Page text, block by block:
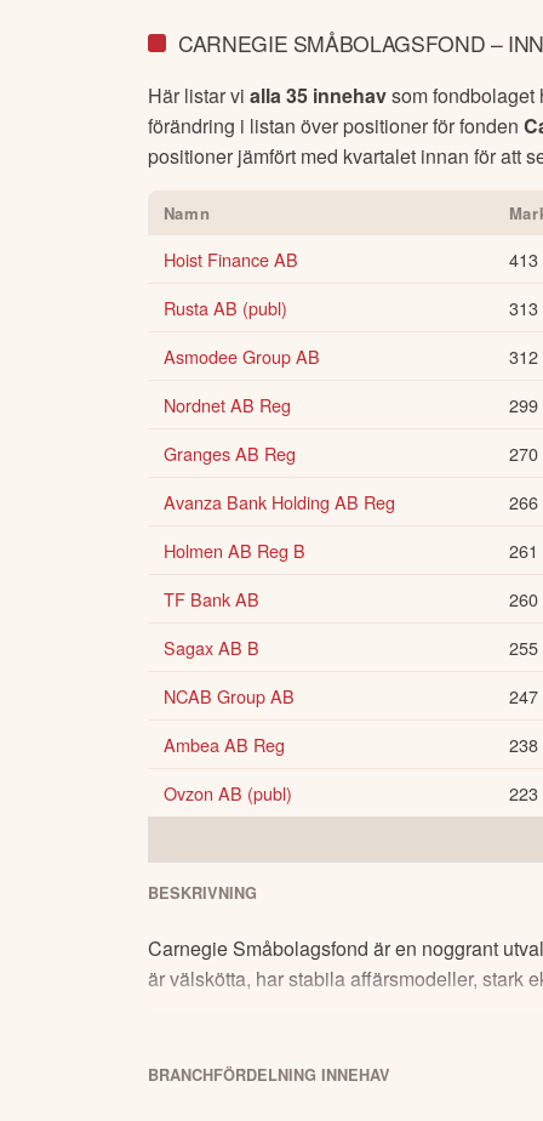
CARNEGIE SMÅBOLAGSFOND –
Här listar vi alla 35 innehavsom fondbolaget
förändring i listan över positioner för fonden
positioner jämfört med kvartalet innan för att
Namn
Hoist Finance AB
Rusta AB (publ)
Asmodee Group AB
Nordnet AB Reg
Granges AB Reg
Avanza Bank Holding AB Reg
Holmen AB Reg B
TF Bank AB
Sagax AB B
NCAB Group AB
Ambea AB Reg
Ovzon AB (publ)
BESKRIVNING
Carnegie Småbolagsfond är en noggrant
är välskötta, har stabila affärsmodeller, stark
BRANCHFÖRDELNING INNEHAV